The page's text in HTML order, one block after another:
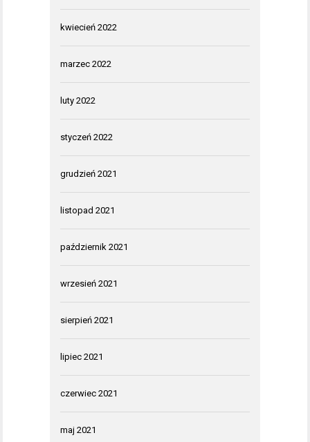
kwiecień 2022
marzec 2022
luty 2022
styczeń 2022
grudzień 2021
listopad 2021
październik 2021
wrzesień 2021
sierpień 2021
lipiec 2021
czerwiec 2021
maj 2021